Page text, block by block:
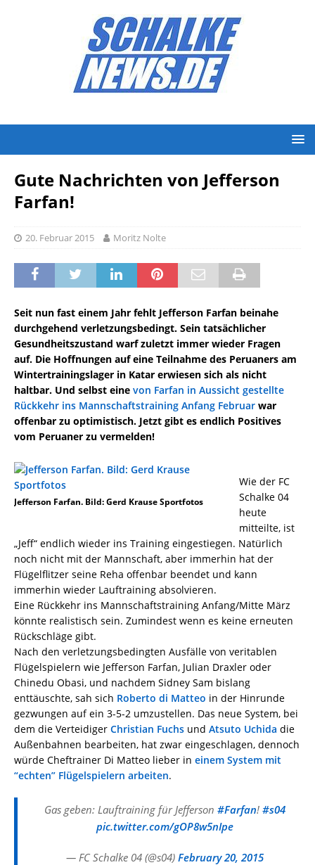
Gute Nachrichten von Jefferson
Farfan!
20. Februar 2015 Moritz Nolte
Seit nun fast einem Jahr fehlt Jefferson Farfan beinahe
durchgehend verletzungsbedingt. Sein tatsächlicher
Gesundheitszustand warf zuletzt immer wieder Fragen
auf. Die Hoffnungen auf eine Teilnahme des Peruaners am
Wintertrainingslager in Katar erwiesen sich als nicht
haltbar. Und selbst eine von Farfan in Aussicht gestellte
Rückkehr ins Mannschaftstraining Anfang Februar war
offenbar zu optimistisch. Jetzt gibt es endlich Positives
vom Peruaner zu vermelden!
Jefferson Farfan. Bild: Gerd Krause Sportfotos
Wie der FC
Schalke 04
heute
mitteilte, ist
„Jeff“ endlich wieder ins Training eingestiegen. Natürlich
noch nicht mit der Mannschaft, aber immerhin hat der
Flügelflitzer seine Reha offenbar beendet und kann
immerhin wieder Lauftraining absolvieren.
Eine Rückkehr ins Mannschaftstraining Anfang/Mitte März
könnte realistisch sein. Zumindest wenn es keine erneuten
Rückschläge gibt.
Nach den verletzungsbedingten Ausfälle von veritablen
Flügelspielern wie Jefferson Farfan, Julian Draxler oder
Chinedu Obasi, und nachdem Sidney Sam bislang
enttäuschte, sah sich Roberto di Matteo in der Hinrunde
gezwungen auf ein 3-5-2 umzustellen. Das neue System, bei
dem die Verteidiger Christian Fuchs und Atsuto Uchida die
Außenbahnen bearbeiten, hat zwar eingeschlagen, dennoch
würde Cheftrainer Di Matteo lieber in einem System mit
“echten” Flügelspielern arbeiten.
Gas geben: Lauftraining für Jefferson #Farfan! #s04
pic.twitter.com/gOP8w5nIpe
— FC Schalke 04 (@s04) February 20, 2015